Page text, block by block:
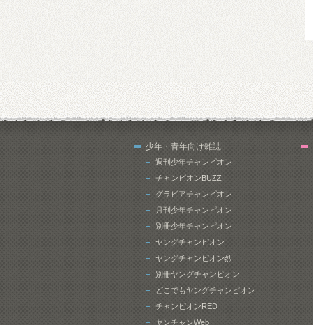
少年・青年向け雑誌
週刊少年チャンピオン
チャンピオンBUZZ
グラビアチャンピオン
月刊少年チャンピオン
別冊少年チャンピオン
ヤングチャンピオン
ヤングチャンピオン烈
別冊ヤングチャンピオン
どこでもヤングチャンピオン
チャンピオンRED
ヤンチャンWeb